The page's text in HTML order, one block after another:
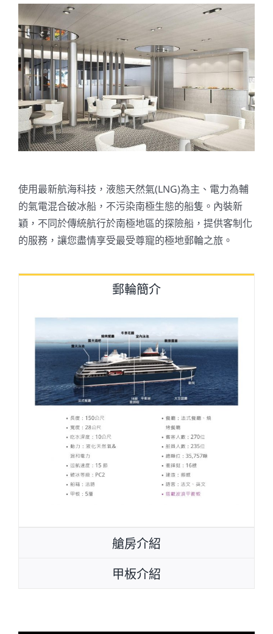
使用最新航海科技，液態天然氣(LNG)為主、電力為輔
的氣電混合破冰船，不污染南極生態的船隻。內裝新
穎，不同於傳統航行於南極地區的探險船， 提供客制化
的服務，讓您盡情享受最受尊寵的極地郵輪之旅。
郵輪簡介
艙房介紹
甲板介紹